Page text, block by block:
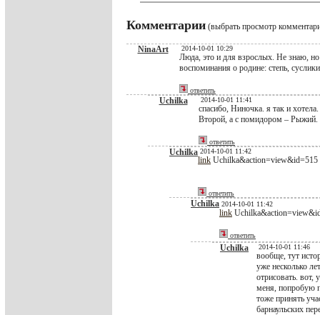
Комментарии (выбрать просмотр
NinaArt 2014-10-01 10:29
Люда, это и для взрослых. Не знаю,
воспоминания о родине: степь,
ответить
Uchilka 2014-10-01 11:41
спасибо, Ниночка. я так и
Второй, а с помидором – Рыжий.
ответить
Uchilka 2014-10-01 11:42
link Uchilka&action=view&id=515
ответить
Uchilka 2014-10-01 11:42
link
ответить
Uchilka 2014-10-01 11:46
вообще, тут
уже несколько
отрисовать. вот,
меня, попробую
тоже принять
барнаульских